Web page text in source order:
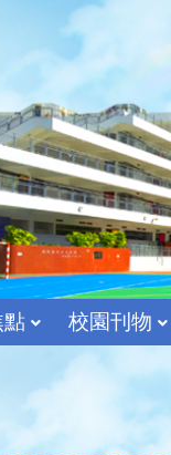
點 校園刊物